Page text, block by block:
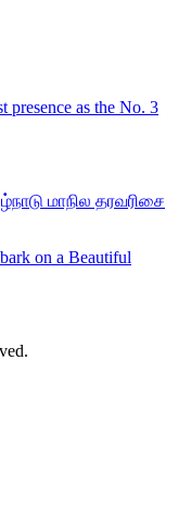
presence as the No. 3
மாநில தரவரிசை
on a Beautiful